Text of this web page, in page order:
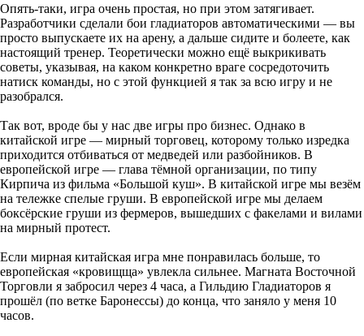
Опять-таки, игра очень простая, но при этом затягивает.
Разработчики сделали бои гладиаторов автоматическими — вы
просто выпускаете их на арену, а дальше сидите и болеете, как
настоящий тренер. Теоретически можно ещё выкрикивать
советы, указывая, на каком конкретно враге сосредоточить
натиск команды, но с этой функцией я так за всю игру и не
разобрался.
Так вот, вроде бы у нас две игры про бизнес. Однако в
китайской игре — мирный торговец, которому только изредка
приходится отбиваться от медведей или разбойников. В
европейской игре — глава тёмной организации, по типу
Кирпича из фильма «Большой куш». В китайской игре мы везём
на тележке спелые груши. В европейской игре мы делаем
боксёрские груши из фермеров, вышедших с факелами и вилами
на мирный протест.
Если мирная китайская игра мне понравилась больше, то
европейская «кровищща» увлекла сильнее. Магната Восточной
Торговли я забросил через 4 часа, а Гильдию Гладиаторов я
прошёл (по ветке Баронессы) до конца, что заняло у меня 10
часов.